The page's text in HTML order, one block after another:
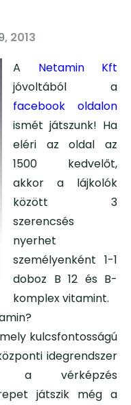
2013
A Netamin Kft
jóvoltából a
facebook oldalon
ismét játszunk! Ha
eléri az oldal az
1500 kedvelőt,
akkor a lájkolók
között 3
szerencsés
nyerhet
személyenként 1-1
doboz B 12 és B-
komplex vitamint.
kulcsfontosságú
idegrendszer
a vérképzés
játszik még a